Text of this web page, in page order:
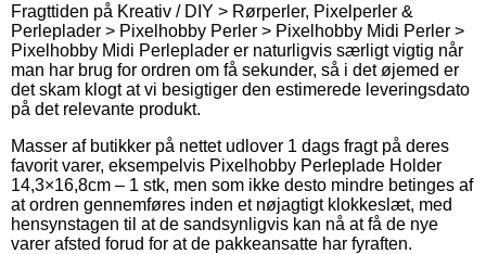
Fragttiden på Kreativ / DIY > Rørperler, Pixelperler &
Perleplader > Pixelhobby Perler > Pixelhobby Midi Perler >
Pixelhobby Midi Perleplader er naturligvis særligt vigtig når
man har brug for ordren om få sekunder, så i det øjemed er
det skam klogt at vi besigtiger den estimerede leveringsdato
på det relevante produkt.
Masser af butikker på nettet udlover 1 dags fragt på deres
favorit varer, eksempelvis Pixelhobby Perleplade Holder
14,3×16,8cm – 1 stk, men som ikke desto mindre betinges af
at ordren gennemføres inden et nøjagtigt klokkeslæt, med
hensynstagen til at de sandsynligvis kan nå at få de nye
varer afsted forud for at de pakkeansatte har fyraften.